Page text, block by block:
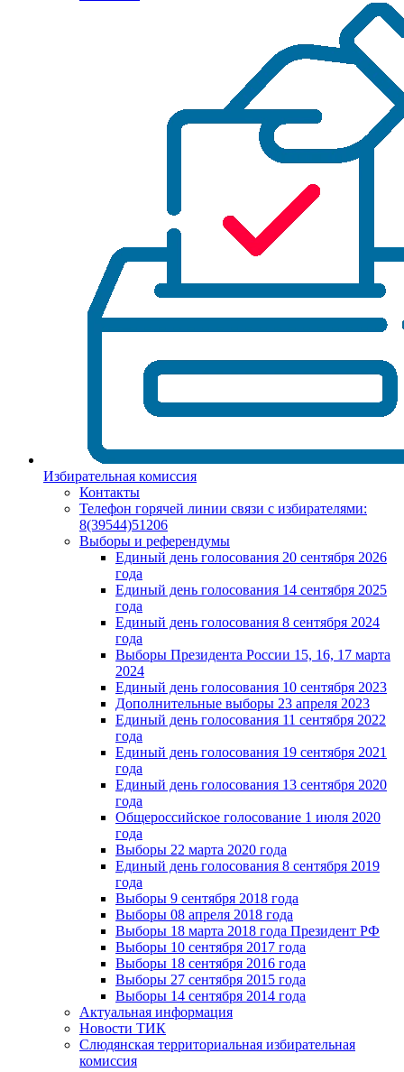
Избирательная комиссия
Контакты
Телефон горячей линии связи с избирателями:
8(39544)51206
Выборы и референдумы
Единый день голосования 20 сентября 2026
года
Единый день голосования 14 сентября 2025
года
Единый день голосования 8 сентября 2024
года
Выборы Президента России 15, 16, 17 марта
2024
Единый день голосования 10 сентября 2023
Дополнительные выборы 23 апреля 2023
Единый день голосования 11 сентября 2022
года
Единый день голосования 19 сентября 2021
года
Единый день голосования 13 сентября 2020
года
Общероссийское голосование 1 июля 2020
года
Выборы 22 марта 2020 года
Единый день голосования 8 сентября 2019
года
Выборы 9 сентября 2018 года
Выборы 08 апреля 2018 года
Выборы 18 марта 2018 года Президент РФ
Выборы 10 сентября 2017 года
Выборы 18 сентября 2016 года
Выборы 27 сентября 2015 года
Выборы 14 сентября 2014 года
Актуальная информация
Новости ТИК
Слюдянская территориальная избирательная
комиссия